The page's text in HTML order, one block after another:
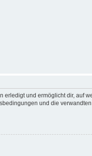
und ermöglicht dir, auf
und die